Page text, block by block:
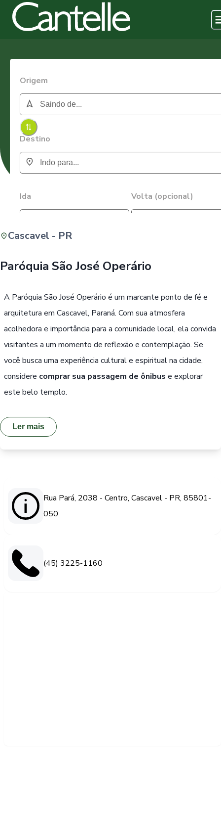
Origem
Destino
Ida Volta (opcional)
Cascavel - PR
Paróquia São José Operário
A Paróquia São José Operário é um marcante ponto de fé e
arquitetura em Cascavel, Paraná. Com sua atmosfera
acolhedora e importância para a comunidade local, ela convida
visitantes a um momento de reflexão e contemplação. Se
você busca uma experiência cultural e espiritual na cidade,
considere comprar sua passagem de ônibus e explorar
este belo templo.
Ler mais
Rua Pará, 2038 - Centro, Cascavel - PR, 85801-
050
(45) 3225-1160